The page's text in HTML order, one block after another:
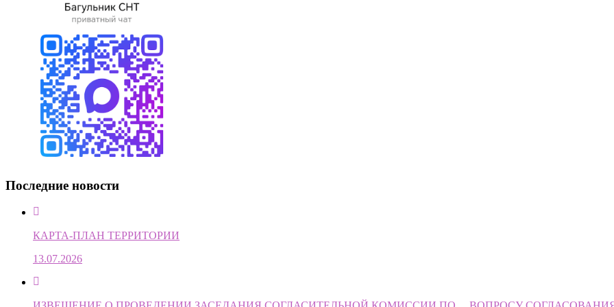
Последние новости
КАРТА-ПЛАН ТЕРРИТОРИИ
13.07.2026